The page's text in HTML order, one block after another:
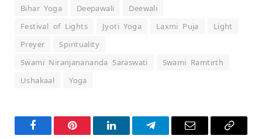
Bihar Yoga Deepawali
Deewali
Festival of Lights
Jyoti Yoga Laxmi Puja
Light
Preyer
Spirituality
Swami Niranjanananda Saraswati
Swami Ramtirth
Ushakaal
Yoga
FacebookPinterest LinkedInTelegramEmail Copy